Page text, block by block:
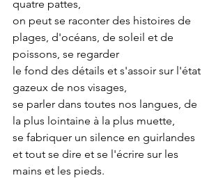
quatre pattes,
on peut se raconter des histoires de
plages, d'océans, de soleil et de
poissons, se regarder
le fond des détails et s'assoir sur l'état
gazeux de nos visages,
se parler dans toutes nos langues, de
la plus lointaine à la plus muette,
se fabriquer un silence en guirlandes
et tout se dire et se l'écrire sur les
mains et les pieds.